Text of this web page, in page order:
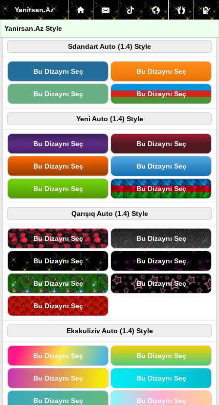
Yanirsan.Az
Yanirsan.Az Style
Sdandart Auto (1.4) Style
Bu Dizaynı Seç Bu Dizaynı Seç
Bu Dizaynı Seç Bu Dizaynı Seç
Yeni Auto (1.4) Style
Bu Dizaynı Seç Bu Dizaynı Seç
Bu Dizaynı Seç Bu Dizaynı Seç
Bu Dizaynı Seç Bu Dizaynı Seç
Qarışıq Auto (1.4) Style
Bu Dizaynı Seç Bu Dizaynı Seç
Bu Dizaynı Seç Bu Dizaynı Seç
Bu Dizaynı Seç Bu Dizaynı Seç
Bu Dizaynı Seç
Ekskuliziv Auto (1.4) Style
Bu Dizaynı Seç Bu Dizaynı Seç
Bu Dizaynı Seç Bu Dizaynı Seç
Bu Dizaynı Seç Bu Dizaynı Seç